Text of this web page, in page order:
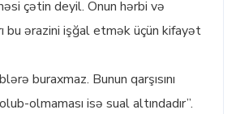
çətin deyil. Onun hərbi və
bu ərazini işğal etmək üçün kifayət
buraxmaz. Bunun qarşısını
olmaması isə sual altındadır”.